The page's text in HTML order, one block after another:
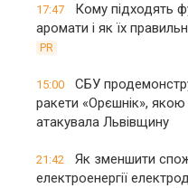
17:47
Кому підходять
аромати і як їх
PR
15:00
СБУ
ракети «Орєшнік»,
атакувала Львівщину
21:42
Як зменшити
електроенергії